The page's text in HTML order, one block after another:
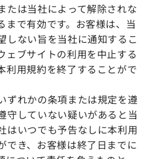
たは当社によって解除されな
まで有効です。お客様は、当
しない旨を当社に通知するこ
ェブサイトの利用を中止する
利用規約を終了することがで
ずれかの条項または規定を遵
守していない疑いがあると当
はいつでも予告なしに本利用
でき、お客様は終了日までに